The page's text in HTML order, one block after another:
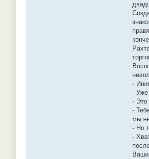
-
- Уже
- Это
-
мы
- Но
-